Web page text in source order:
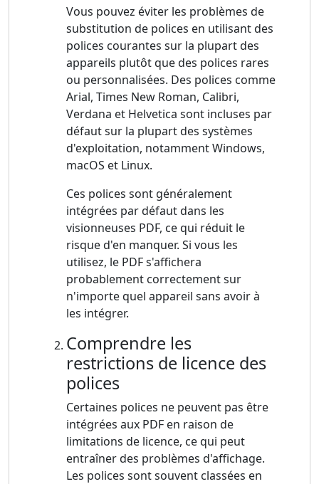
Vous pouvez éviter les problèmes de
substitution de polices en utilisant des
polices courantes sur la plupart des
appareils plutôt que des polices rares
ou personnalisées. Des polices comme
Arial, Times New Roman, Calibri,
Verdana et Helvetica sont incluses par
défaut sur la plupart des systèmes
d'exploitation, notamment Windows,
macOS et Linux.
Ces polices sont généralement
intégrées par défaut dans les
visionneuses PDF, ce qui réduit le
risque d'en manquer. Si vous les
utilisez, le PDF s'affichera
probablement correctement sur
n'importe quel appareil sans avoir à
les intégrer.
Comprendre les
restrictions de licence des
polices
Certaines polices ne peuvent pas être
intégrées aux PDF en raison de
limitations de licence, ce qui peut
entraîner des problèmes d'affichage.
Les polices sont souvent classées en